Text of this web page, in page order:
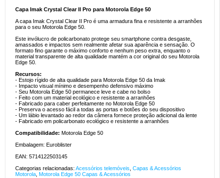
Capa Imak Crystal Clear II Pro para Motorola Edge 50
A capa Imak Crystal Clear II Pro é uma armadura fina e resistente a arranhões
para o seu Motorola Edge 50.
Este invólucro de policarbonato protege seu smartphone contra desgaste,
amassados e impactos sem realmente afetar sua aparência e sensação. O
formato fino garante o máximo conforto e nenhum peso extra, enquanto o
material transparente de alta qualidade mantém a cor original do seu Motorola
Edge 50.
Recursos:
- Estojo rígido de alta qualidade para Motorola Edge 50 da Imak
- Impacto visual mínimo e desempenho defensivo máximo
- Seu Motorola Edge 50 permanece leve e cabe no bolso
- Feito com um material ecológico e resistente a arranhões
- Fabricado para caber perfeitamente no Motorola Edge 50
- Preserva o acesso fácil a todas as portas e botões do seu dispositivo
- Um lábio levantado ao redor da câmera fornece proteção adicional da lente
- Fabricado em policarbonato ecológico e resistente a arranhões
Compatibilidade: Motorola Edge 50
Embalagem: Euroblister
EAN: 5714122503145
Categorias relacionadas: Acessórios telemóveis Capas & Acessórios
Motorola Motorola Edge 50 Capas & Acessórios